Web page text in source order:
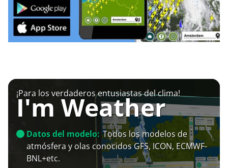
¡Para los verdaderos entusiastas del clima!
I'm Weather
Datos del modelo: Todos los modelos de
atmósfera y olas conocidos GFS, ICON, ECMWF-
BNL+etc.